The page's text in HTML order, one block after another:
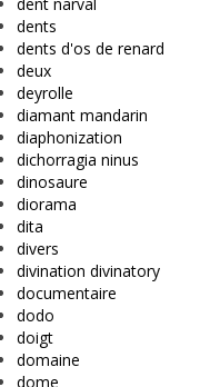
dents
dents d'os de renard
deux
deyrolle
diamant mandarin
diaphonization
dichorragia ninus
dinosaure
diorama
dita
divers
divination divinatory
documentaire
dodo
doigt
domaine
dome